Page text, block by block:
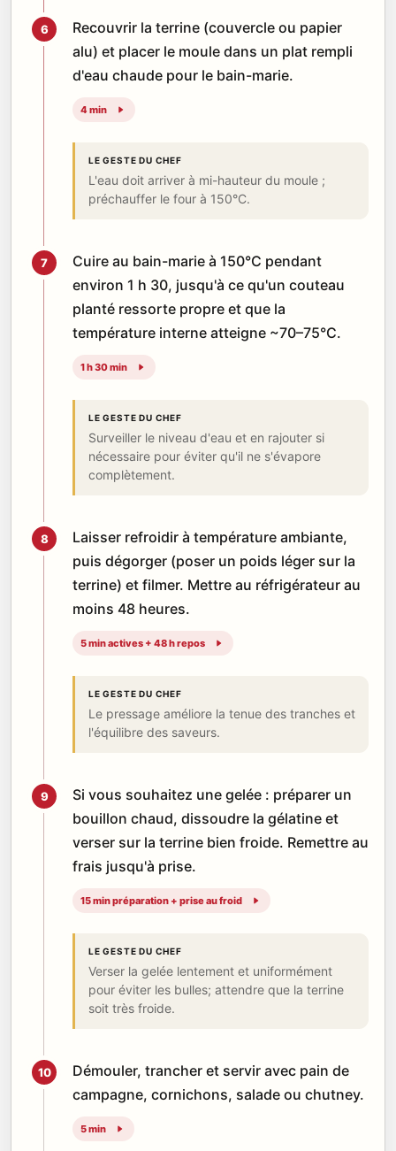
6
Recouvrir la terrine (couvercle ou papier
alu) et placer le moule dans un plat rempli
d'eau chaude pour le bain-marie.
4 min
LE GESTE DU CHEF
L'eau doit arriver à mi-hauteur du moule ;
préchauffer le four à 150°C.
7
Cuire au bain-marie à 150°C pendant
environ 1 h 30, jusqu'à ce qu'un couteau
planté ressorte propre et que la
température interne atteigne ~70–75°C.
1 h 30 min
LE GESTE DU CHEF
Surveiller le niveau d'eau et en rajouter si
nécessaire pour éviter qu'il ne s'évapore
complètement.
8
Laisser refroidir à température ambiante,
puis dégorger (poser un poids léger sur la
terrine) et filmer. Mettre au réfrigérateur au
moins 48 heures.
5 min actives + 48 h repos
LE GESTE DU CHEF
Le pressage améliore la tenue des tranches et
l'équilibre des saveurs.
9
Si vous souhaitez une gelée : préparer un
bouillon chaud, dissoudre la gélatine et
verser sur la terrine bien froide. Remettre au
frais jusqu'à prise.
15 min préparation + prise au froid
LE GESTE DU CHEF
Verser la gelée lentement et uniformément
pour éviter les bulles; attendre que la terrine
soit très froide.
10
Démouler, trancher et servir avec pain de
campagne, cornichons, salade ou chutney.
5 min